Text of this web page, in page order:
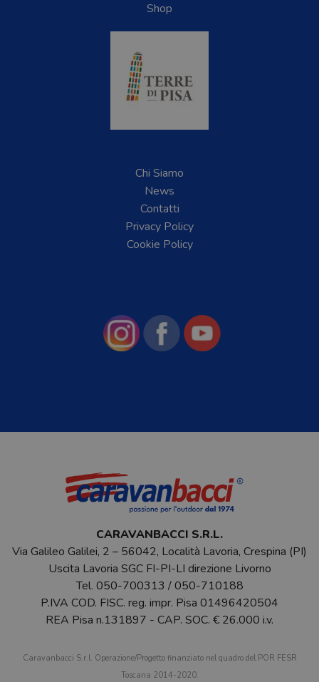
Shop
Chi Siamo
News
Contatti
Privacy Policy
Cookie Policy
CARAVANBACCI S.R.L.
Via Galileo Galilei, 2 – 56042, Località Lavoria, Crespina (PI)
Uscita Lavoria SGC FI-PI-LI direzione Livorno
Tel. 050-700313 /050-710188
P.IVA COD. FISC. reg. impr. Pisa 01496420504
REA Pisa n.131897 - CAP. SOC. € 26.000 i.v.
Caravanbacci S.r.l. Operazione/Progetto finanziato nel quadro del POR FESR
Toscana 2014-2020.